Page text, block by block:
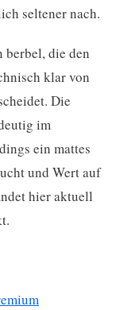
seltener nach.
die den
klar von
Die
im
ein mattes
und Wert auf
hier aktuell